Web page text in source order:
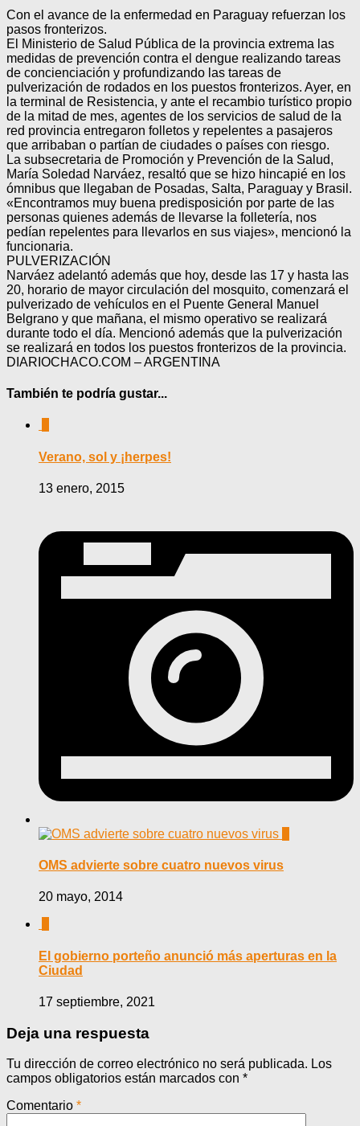
Con el avance de la enfermedad en Paraguay refuerzan los
pasos fronterizos.
El Ministerio de Salud Pública de la provincia extrema las
medidas de prevención contra el dengue realizando tareas
de concienciación y profundizando las tareas de
pulverización de rodados en los puestos fronterizos. Ayer, en
la terminal de Resistencia, y ante el recambio turístico propio
de la mitad de mes, agentes de los servicios de salud de la
red provincia entregaron folletos y repelentes a pasajeros
que arribaban o partían de ciudades o países con riesgo.
La subsecretaria de Promoción y Prevención de la Salud,
María Soledad Narváez, resaltó que se hizo hincapié en los
ómnibus que llegaban de Posadas, Salta, Paraguay y Brasil.
«Encontramos muy buena predisposición por parte de las
personas quienes además de llevarse la folletería, nos
pedían repelentes para llevarlos en sus viajes», mencionó la
funcionaria.
PULVERIZACIÓN
Narváez adelantó además que hoy, desde las 17 y hasta las
20, horario de mayor circulación del mosquito, comenzará el
pulverizado de vehículos en el Puente General Manuel
Belgrano y que mañana, el mismo operativo se realizará
durante todo el día. Mencionó además que la pulverización
se realizará en todos los puestos fronterizos de la provincia.
DIARIOCHACO.COM – ARGENTINA
También te podría gustar...
Verano, sol y ¡herpes!
13 enero, 2015
OMS advierte sobre cuatro nuevos virus
20 mayo, 2014
El gobierno porteño anunció más aperturas en la
Ciudad
17 septiembre, 2021
Deja una respuesta
Tu dirección de correo electrónico no será publicada. Los
campos obligatorios están marcados con *
Comentario *